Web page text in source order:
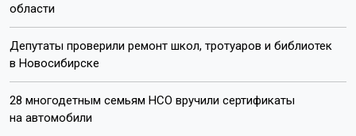
области
Депутаты проверили ремонт школ, тротуаров и библиотек
в Новосибирске
28 многодетным семьям НСО вручили сертификаты
на автомобили